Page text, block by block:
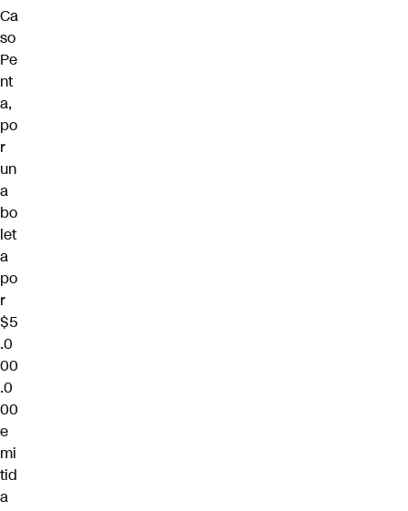
Ca
so
Pe
nt
a,
po
r
un
a
bo
let
a
po
r
$5
.0
00
.0
00
e
mi
tid
a